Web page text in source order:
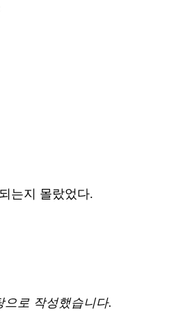
는지 몰랐었다.
으로 작성했습니다.